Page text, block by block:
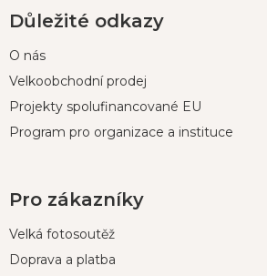
Důležité odkazy
O nás
Velkoobchodní prodej
Projekty spolufinancované EU
Program pro organizace a instituce
Pro zákazníky
Velká fotosoutěž
Doprava a platba